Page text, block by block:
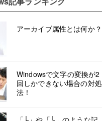
アーカイブ属性とは何か？
Windowsで文字の変換が2
回しかできない場合の対処
法！